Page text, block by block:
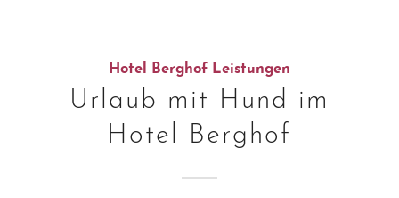
Hotel Berghof Leistungen
Urlaub mit Hund im
Hotel Berghof